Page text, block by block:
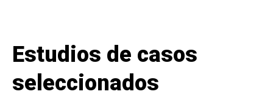
Estudios de casos
seleccionados